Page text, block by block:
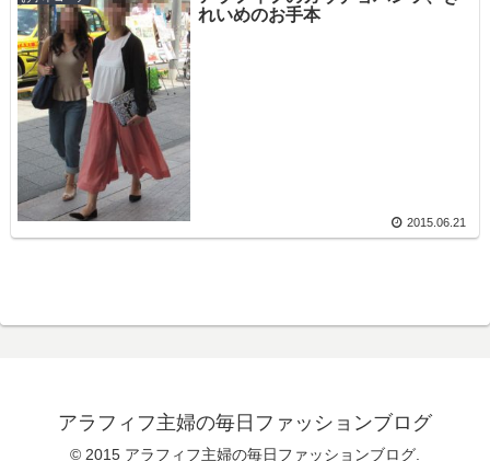
れいめのお手本
2015.06.21
アラフィフ主婦の毎日ファッションブログ
© 2015 アラフィフ主婦の毎日ファッションブログ.